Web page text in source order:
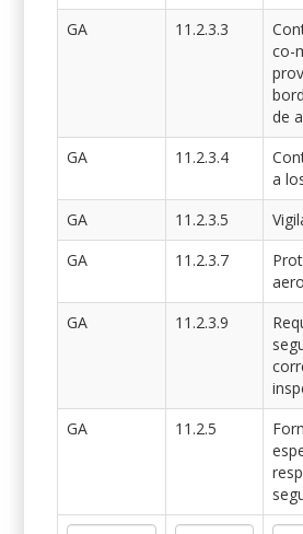
GA
11.2.3.3
co-
de
GA
11.2.3.4
a
GA
11.2.3.5
GA
11.2.3.7
GA
11.2.3.9
GA
11.2.5